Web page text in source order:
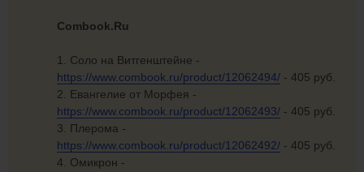
Combook.Ru
1. Соло на Витгенштейне -
https://www.combook.ru/product/12062494/ - 405 руб.
2. Евангелие от Морфея -
https://www.combook.ru/product/12062493/ - 405 руб.
3. Плерома -
https://www.combook.ru/product/12062492/ - 405 руб.
4. Омикрон -